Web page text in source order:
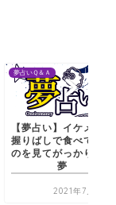
夢占いＱ＆Ａ
【夢占い】気にな
の夢
2021年7月